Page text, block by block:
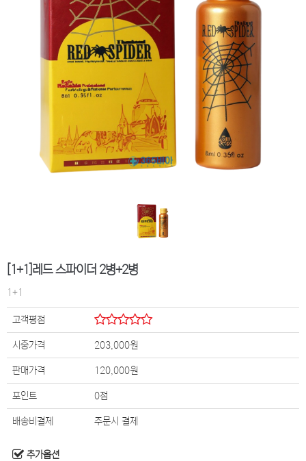
[1+1]레드 스파이더 2병+2병
1+1
고객평점
시중가격 203,000원
판매가격 120,000원
포인트 0점
배송비결제 주문시 결제
추가옵션